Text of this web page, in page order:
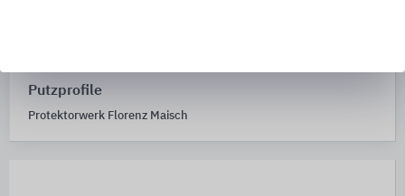
Putzprofile
Protektorwerk Florenz Maisch